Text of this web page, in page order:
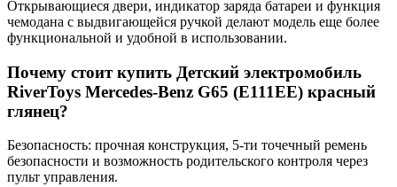
Открывающиеся двери, индикатор заряда батареи и функция
чемодана с выдвигающейся ручкой делают модель еще более
функциональной и удобной в использовании.
Почему стоит купить Детский электромобиль
RiverToys Mercedes-Benz G65 (E111EE) красный
глянец?
Безопасность: прочная конструкция, 5-ти точечный ремень
безопасности и возможность родительского контроля через
пульт управления.